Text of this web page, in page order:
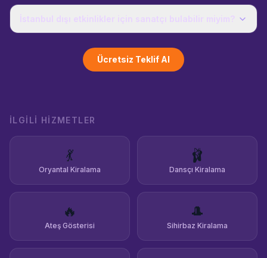
İstanbul dışı etkinlikler için sanatçı bulabilir miyim?
Ücretsiz Teklif Al
İLGILI HIZMETLER
💃
Oryantal Kiralama
🩰
Dansçı Kiralama
🔥
Ateş Gösterisi
🎩
Sihirbaz Kiralama